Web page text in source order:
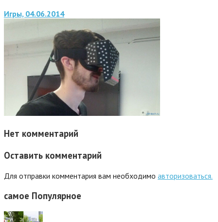
Игры, 04.06.2014
Нет комментарий
Оставить комментарий
Для отправки комментария вам необходимо авторизоваться.
самое Популярное